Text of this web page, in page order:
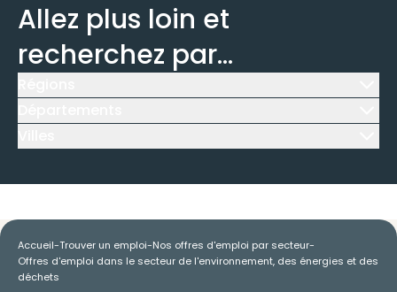
Allez plus loin et
recherchez par...
Accueil-Trouver un emploi-Nos offres d'emploi par secteur-
Offres d'emploi dans le secteur de l'environnement, des énergies et des
déchets